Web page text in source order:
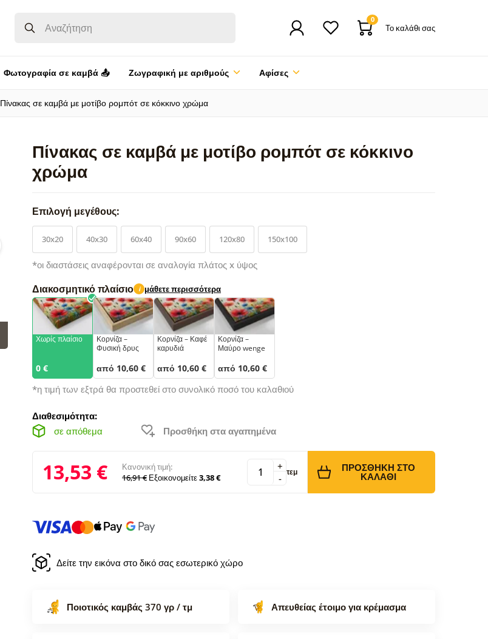
0
Το καλάθι σας
Φωτογραφία σε καμβά 📤 Ζωγραφική με αριθμούς Αφίσες
Πίνακας σε καμβά με μοτίβο ρομπότ σε κόκκινο χρώμα
Πίνακας σε καμβά με μοτίβο ρομπότ σε κόκκινο
χρώμα
Επιλογή μεγέθους:
30x20 40x30 60x40 90x60 120x80 150x100
*οι διαστάσεις αναφέρονται σε αναλογία πλάτος x ύψος
Διακοσμητικό πλαίσιο i μάθετε περισσότερα
Χωρίς πλαίσιο
0 €
Κορνίζα –
Φυσική δρυς
από 10,60 €
Κορνίζα – Καφέ
καρυδιά
από 10,60 €
Κορνίζα –
Μαύρο wenge
από 10,60 €
*η τιμή των εξτρά θα προστεθεί στο συνολικό ποσό του καλαθιού
Διαθεσιμότητα:
σε απόθεμα
Προσθήκη στα αγαπημένα
13,53 €
Κανονική τιμή:
16,91 € Εξοικονομείτε3,38 € -
+ τεμ ΠΡΟΣΘΉΚΗ ΣΤΟ
ΚΑΛΆΘΙ
Δείτε την εικόνα στο δικό σας εσωτερικό χώρο
Ποιοτικός καμβάς 370 γρ / τμ Απευθείας έτοιμο για κρέμασμα